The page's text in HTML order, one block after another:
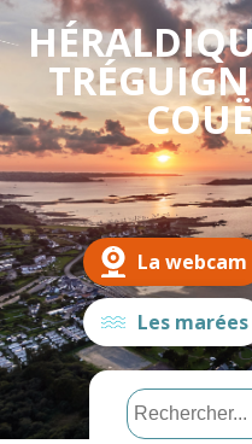
La webcam
Les marées